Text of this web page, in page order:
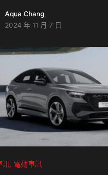
官方發布全新彩虹車紀錄短片，
眾一起提案，即有機會駕駛全
不僅是 Model Y 車主，同時也
館長，他嘗試以創新的方式，為
與希望。這次…
Aqua Chang
2024 年 11 月 7 日
訊 電動車訊